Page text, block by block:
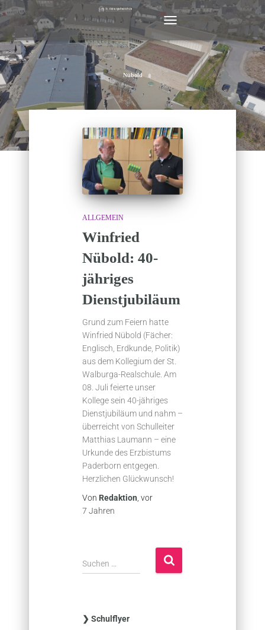
NAVIGATION
UMSCHALTEN
Nübold
ALLGEMEIN
Winfried
Nübold: 40-
jähriges
Dienstjubiläum
Grund zum Feiern hatte
Winfried Nübold (Fächer:
Englisch, Erdkunde, Politik)
aus dem Kollegium der St.
Walburga-Realschule. Am
08. Juli feierte unser
Kollege sein 40-jähriges
Dienstjubiläum und nahm –
überreicht von Schulleiter
Matthias Laumann – eine
Urkunde des Erzbistums
Paderborn entgegen.
Herzlichen Glückwunsch!
Von Redaktion, vor
7 Jahren
S
u
n
Suchen …
❯ Schulflyer